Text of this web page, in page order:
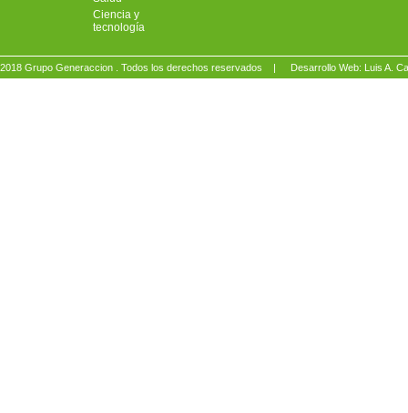
Ciencia y
tecnología
2018 Grupo Generaccion . Todos los derechos reservados | Desarrollo Web: Luis